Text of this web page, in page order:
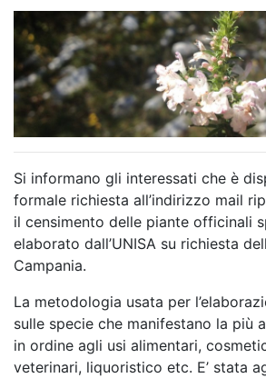
Si informano gli interessati che è
formale richiesta all’indirizzo mail
il censimento delle piante officinali
elaborato dall’UNISA su richiesta
Campania.
La metodologia usata per
sulle specie che manifestano la più
in ordine agli usi alimentari,
veterinari, liquoristico etc. E’ stata